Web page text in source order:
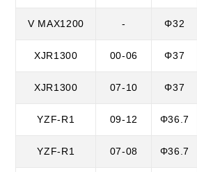
V MAX1200 - Φ32
XJR1300 00-06 Φ37
XJR1300 07-10 Φ37
YZF-R1 09-12 Φ36.7
YZF-R1 07-08 Φ36.7